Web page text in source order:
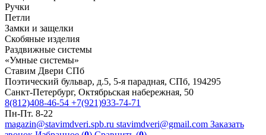
Ручки
Петли
Замки и защелки
Скобяные изделия
Раздвижные системы
«Умные системы»
Ставим Двери СПб
Поэтический бульвар, д.5, 5-я парадная, СПб, 194295
Санкт-Петербург, Октябрьская набережная, 50
8(812)408-46-54 +7(921)933-74-71
Пн-Пт. 8-22
magazin@stavimdveri.spb.ru stavimdveri@gmail.com Заказать